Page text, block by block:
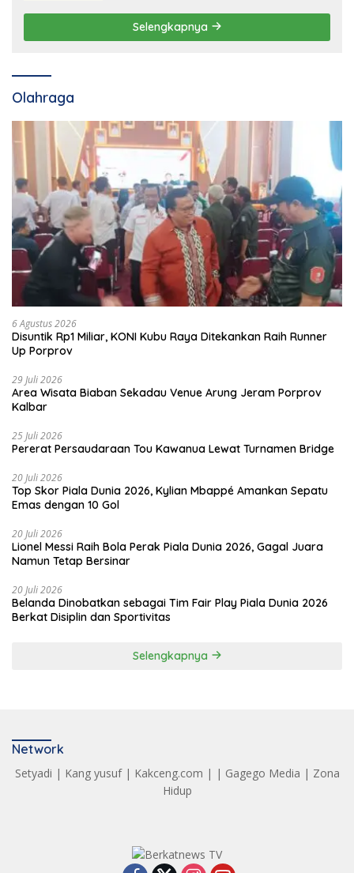
Selengkapnya
Olahraga
6 Agustus 2026
Disuntik Rp1 Miliar, KONI Kubu Raya Ditekankan Raih Runner
Up Porprov
29 Juli 2026
Area Wisata Biaban Sekadau Venue Arung Jeram Porprov
Kalbar
25 Juli 2026
Pererat Persaudaraan Tou Kawanua Lewat Turnamen Bridge
20 Juli 2026
Top Skor Piala Dunia 2026, Kylian Mbappé Amankan Sepatu
Emas dengan 10 Gol
20 Juli 2026
Lionel Messi Raih Bola Perak Piala Dunia 2026, Gagal Juara
Namun Tetap Bersinar
20 Juli 2026
Belanda Dinobatkan sebagai Tim Fair Play Piala Dunia 2026
Berkat Disiplin dan Sportivitas
Selengkapnya
Network
Setyadi | Kang yusuf| Kakceng.com | | Gagego Media | Zona
Hidup